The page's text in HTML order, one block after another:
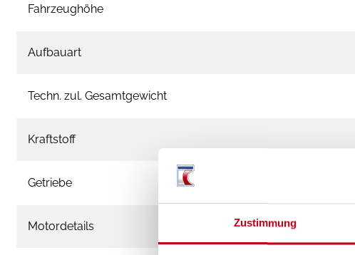
Zustimmung
Fahrzeughöhe
Aufbauart
Techn. zul. Gesamtgewicht
Kraftstoff
Getriebe
Motordetails